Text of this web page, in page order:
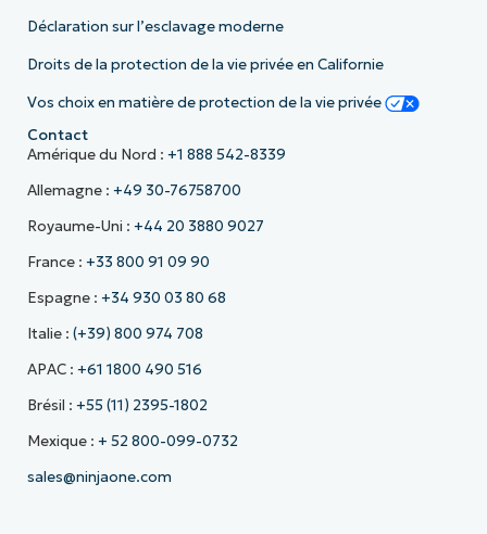
Déclaration sur l’esclavage moderne
Droits de la protection de la vie privée en Californie
Vos choix en matière de protection de la vie privée
Contact
Amérique du Nord : +1 888 542-8339
Allemagne : +49 30-76758700
Royaume-Uni : +44 20 3880 9027
France : +33 800 91 09 90
Espagne : +34 930 03 80 68
Italie : (+39) 800 974 708
APAC : +61 1800 490 516
Brésil : +55 (11) 2395-1802
Mexique : + 52 800-099-0732
sales@ninjaone.com